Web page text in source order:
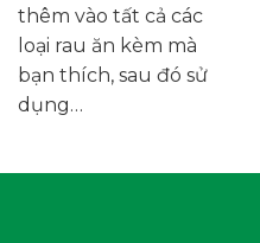
thêm vào tất cả các
loại rau ăn kèm mà
bạn thích, sau đó sử
dụng…